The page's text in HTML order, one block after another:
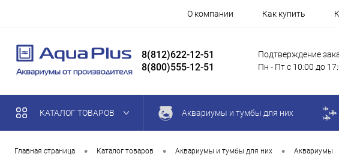
О компании Как купить
8(812)622-12-51
8(800)555-12-51
Подтверждение
Пн - Пт с 10:00 до
КАТАЛОГ ТОВАРОВ Аквариумы и тумбы для них
Главная страница • Каталог товаров • Аквариумы и тумбы для них • Аквариумы